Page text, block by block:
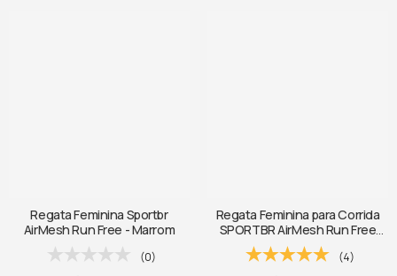
Regata Feminina Sportbr
AirMesh Run Free - Marrom
(0)
Regata Feminina para Corrida
SPORTBR AirMesh Run Free
Branca Ultraleve
(4)